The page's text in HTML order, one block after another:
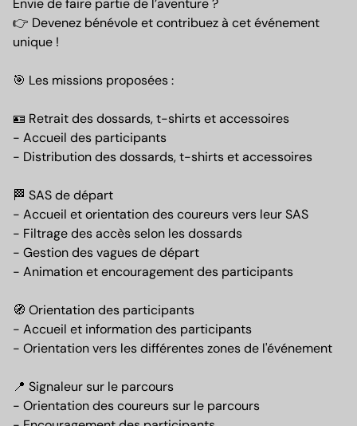
Envie de faire partie de l’aventure ?
👉 Devenez bénévole et contribuez à cet événement
unique !
🎯 Les missions proposées :
🪪 Retrait des dossards, t-shirts et accessoires
- Accueil des participants
- Distribution des dossards, t-shirts et accessoires
🏁 SAS de départ
- Accueil et orientation des coureurs vers leur SAS
- Filtrage des accès selon les dossards
- Gestion des vagues de départ
- Animation et encouragement des participants
🧭 Orientation des participants
- Accueil et information des participants
- Orientation vers les différentes zones de l'événement
📍 Signaleur sur le parcours
- Orientation des coureurs sur le parcours